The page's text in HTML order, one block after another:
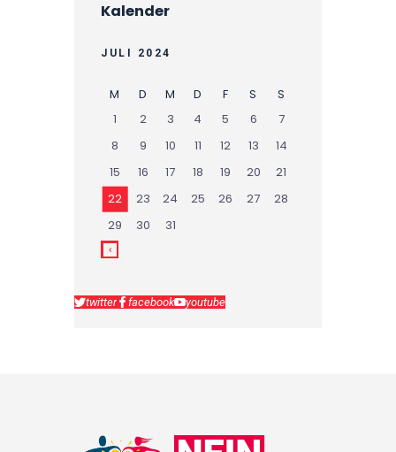
Kalender
JULI 2024
M D M D F S
S
1
2 3 4 5 6
7
8
9 10 11 12 13
14
15
16 17 18 19 20
21
22
23 24 25 26 27
28
29
30 31
twitter facebook youtube